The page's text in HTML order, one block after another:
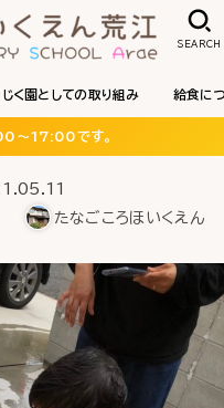
く園としての取り組み 給食に
SEARCH
〜17:00です。
たなごころほいくえん